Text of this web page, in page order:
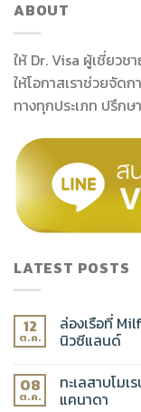
ABOUT
ให้ Dr. Visa ผู้เชี่ยว
ให้โอกาสเราช่วยจัด
ทางทุกประเภท ปรึกษ
LATEST POSTS
12
ต.ค.
ล่องเรือที่
นิวซีแลนด์
08
ต.ค.
ทะเลสาบโม
แคนาดา